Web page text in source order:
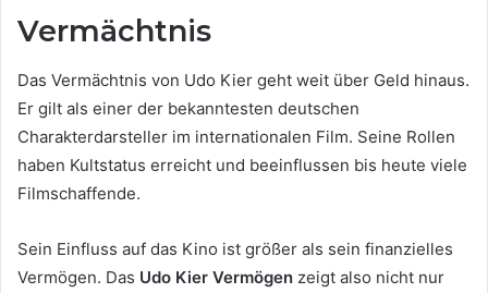
Vermächtnis
Das Vermächtnis von Udo Kier geht weit über Geld hinaus.
Er gilt als einer der bekanntesten deutschen
Charakterdarsteller im internationalen Film. Seine Rollen
haben Kultstatus erreicht und beeinflussen bis heute viele
Filmschaffende.
Sein Einfluss auf das Kino ist größer als sein finanzielles
Vermögen. Das Udo Kier Vermögen zeigt also nicht nur